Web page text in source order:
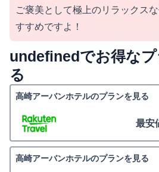
ご褒美として極上のリラックス
すすめですよ！
undefinedでお得な
る
高崎アーバンホテルのプランを見る
最安
高崎アーバンホテルのプランを見る